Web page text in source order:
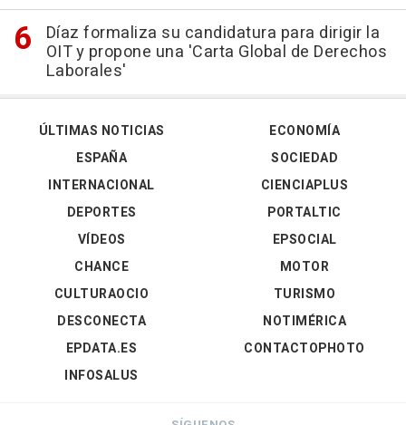
Díaz formaliza su candidatura para dirigir la
OIT y propone una 'Carta Global de Derechos
Laborales'
ÚLTIMAS NOTICIAS
ESPAÑA
INTERNACIONAL
DEPORTES
VÍDEOS
ECONOMÍA
SOCIEDAD
CIENCIAPLUS
PORTALTIC
EPSOCIAL
CHANCE
CULTURAOCIO
DESCONECTA
EPDATA.ES
INFOSALUS
MOTOR
TURISMO
NOTIMÉRICA
CONTACTOPHOTO